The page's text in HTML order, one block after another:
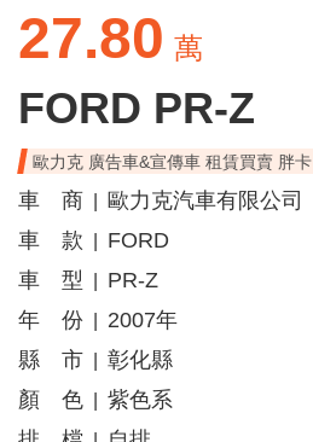
27.80 萬
FORD PR-Z
歐力克 廣告車&宣傳車 租賃買賣 胖卡
車 商
歐力克汽車有限公司
車 款
FORD
車 型
PR-Z
年 份
2007年
縣 市
彰化縣
顏 色
紫色系